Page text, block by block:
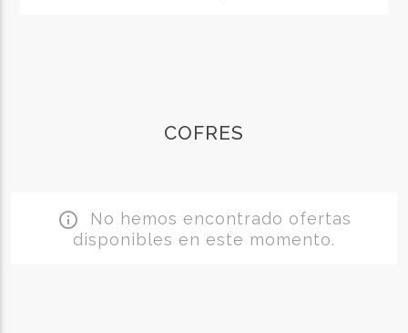
COFRES
info_outline No hemos encontrado ofertas
disponibles en este momento.